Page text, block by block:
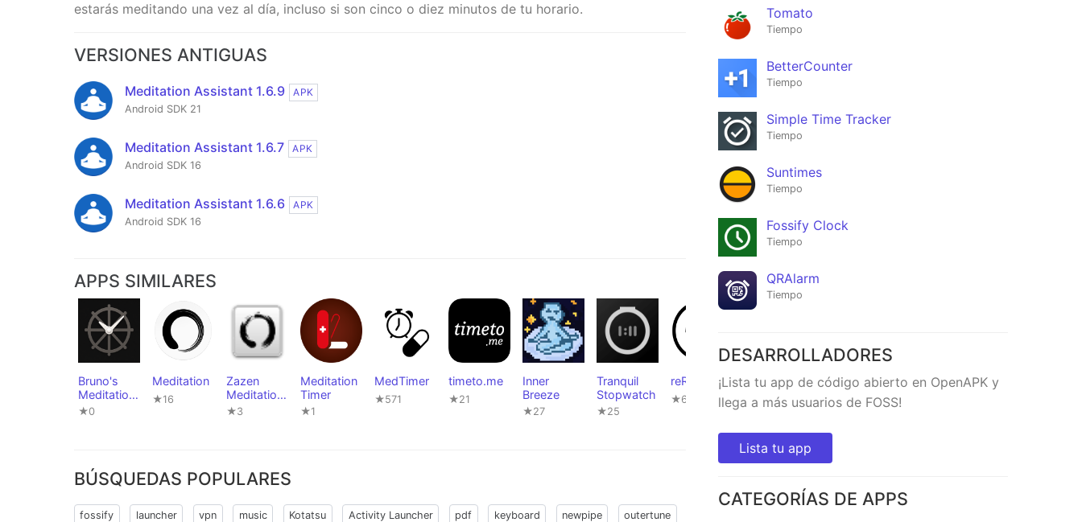
estarás meditando una vez al día, incluso si son cinco o diez minutos de tu horario.
VERSIONES ANTIGUAS
Meditation Assistant 1.6.9
APK
Android SDK 21
Meditation Assistant 1.6.7
APK
Android SDK 16
Meditation Assistant 1.6.6
APK
Android SDK 16
APPS SIMILARES
Bruno's
Meditation
Timer
★0
Meditation
★16
Zazen
Meditation
Timer
★3
Meditation
Timer
★1
MedTimer
★571
timeto.me
★21
Inner
Breeze
★27
Tranquil
Stopwatch
★25
reReminder
★6
Brethap
★53
BÚSQUEDAS POPULARES
fossify launcher vpn music Kotatsu Activity Launcher pdf keyboard newpipe outertune
Tomato
Tiempo
BetterCounter
Tiempo
Simple Time Tracker
Tiempo
Suntimes
Tiempo
Fossify Clock
Tiempo
QRAlarm
Tiempo
DESARROLLADORES
¡Lista tu app de código abierto en OpenAPK y
llega a más usuarios de FOSS!
Lista tu app
CATEGORÍAS DE APPS